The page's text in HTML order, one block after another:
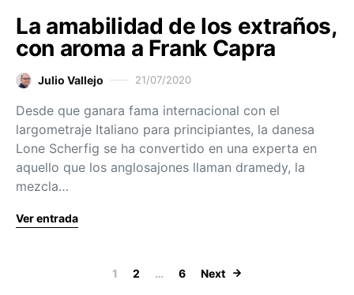
La amabilidad de los extraños,
con aroma a Frank Capra
Julio Vallejo 21/07/2020
Desde que ganara fama internacional con el
largometraje Italiano para principiantes, la danesa
Lone Scherfig se ha convertido en una experta en
aquello que los anglosajones llaman dramedy, la
mezcla…
Ver entrada
Paginación
1 2 … 6 Next